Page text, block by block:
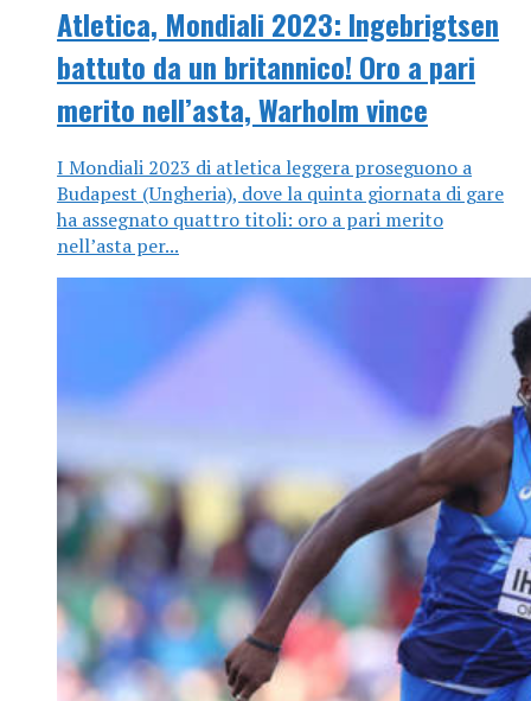
Atletica, Mondiali 2023: Ingebrigtsen
battuto da un britannico! Oro a pari
merito nell’asta, Warholm vince
I Mondiali 2023 di atletica leggera proseguono a
Budapest (Ungheria), dove la quinta giornata di gare
ha assegnato quattro titoli: oro a pari merito
nell’asta per...